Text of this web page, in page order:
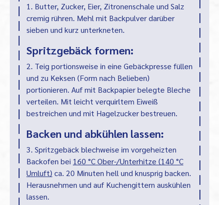
1. Butter, Zucker, Eier, Zitronenschale und Salz
cremig rühren. Mehl mit Backpulver darüber
sieben und kurz unterkneten.
Spritzgebäck formen:
2. Teig portionsweise in eine Gebäckpresse füllen
und zu Keksen (Form nach Belieben)
portionieren. Auf mit Backpapier belegte Bleche
verteilen. Mit leicht verquirltem Eiweiß
bestreichen und mit Hagelzucker bestreuen.
Backen und abkühlen lassen:
3. Spritzgebäck blechweise im vorgeheizten
Backofen bei 160 °C Ober-/Unterhitze (140 °C
Umluft) ca. 20 Minuten hell und knusprig backen.
Herausnehmen und auf Kuchengittern auskühlen
lassen.